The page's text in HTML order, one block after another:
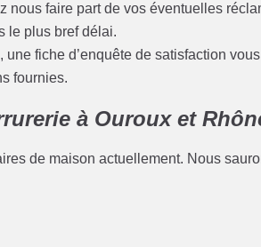
faire part de vos éventuelles
le plus bref délai.
fiche d’enquête de satisfaction
fournies.
à Ouroux et
de maison actuellement. Nous